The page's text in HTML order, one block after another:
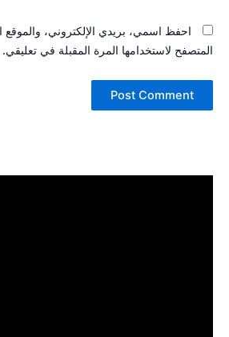
احفظ اسمي، بريدي الإلكتروني، والموقع
المتصفح لاستخدامها المرة المقبلة في تعليقي.